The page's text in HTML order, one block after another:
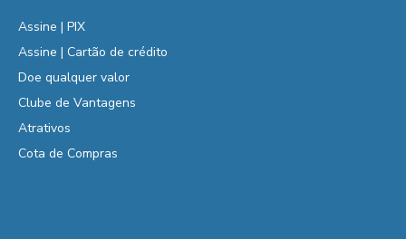
Assine | PIX
Assine | Cartão de crédito
Doe qualquer valor
Clube de Vantagens
Atrativos
Cota de Compras